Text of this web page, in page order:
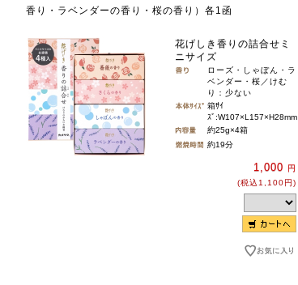
香り・ラベンダーの香り・桜の香り）各1函
花げしき香りの詰合せミ
ニサイズ
ローズ・しゃぼん・ラ
ベンダー・桜／けむ
り：少ない
箱ｻｲ
ｽﾞ:W107×L157×H28mm
約25g×4箱
約19分
1,000
円
(税込1,100円)